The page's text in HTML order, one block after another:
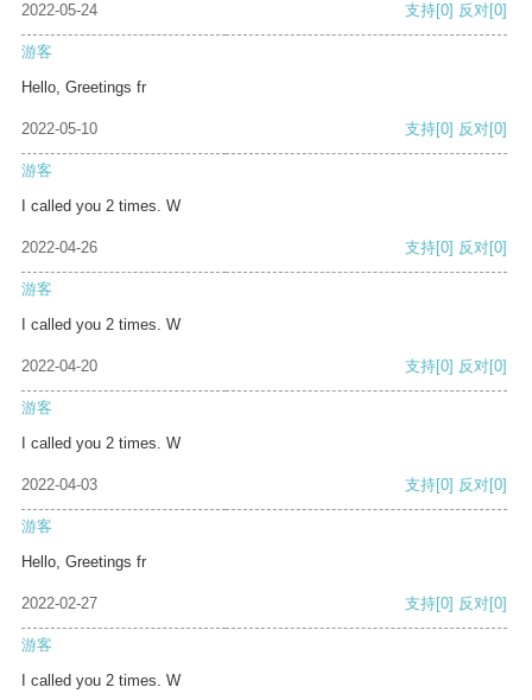
2022-05-24 支持[0] 反对[0]
游客
Hello, Greetings fr
2022-05-10 支持[0] 反对[0]
游客
I called you 2 times. W
2022-04-26 支持[0] 反对[0]
游客
I called you 2 times. W
2022-04-20 支持[0] 反对[0]
游客
I called you 2 times. W
2022-04-03 支持[0] 反对[0]
游客
Hello, Greetings fr
2022-02-27 支持[0] 反对[0]
游客
I called you 2 times. W